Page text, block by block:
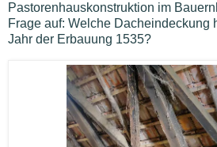
Pastorenhauskonstruktion im
Frage auf: Welche Dacheindeckung
Jahr der Erbauung 1535?